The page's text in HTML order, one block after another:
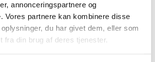
annonceringspartnere og
Vores partnere kan kombinere disse
du har givet dem, eller som
fra din brug af deres tjenester.